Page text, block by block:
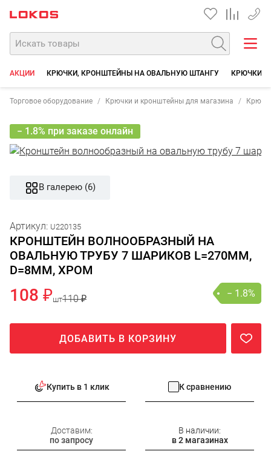
+7
АКЦИИ КРЮЧКИ, КРОНШТЕЙНЫ НА ОВАЛЬНУЮ ШТАНГУ КРЮЧКИ,
Торговое оборудование Крючки и кронштейны для магазина
− 1.8% при заказе онлайн
В галерею (6)
Артикул: U220135
КРОНШТЕЙН ВОЛНООБРАЗНЫЙ НА
ОВАЛЬНУЮ ТРУБУ 7 ШАРИКОВ L=270ММ,
D=8ММ, ХРОМ
108 ₽шт110 ₽ − 1.8%
ДОБАВИТЬ В КОРЗИНУ
Купить в 1 клик К сравнению
Доставим:
по запросу
В наличии:
в 2 магазинах